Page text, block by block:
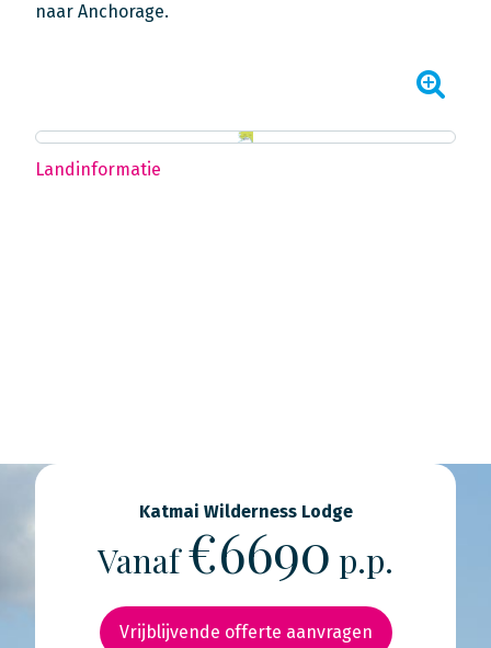
naar Anchorage.
Landinformatie
Katmai Wilderness Lodge
Vanaf€6690 p.p.
Vrijblijvende offerte aanvragen